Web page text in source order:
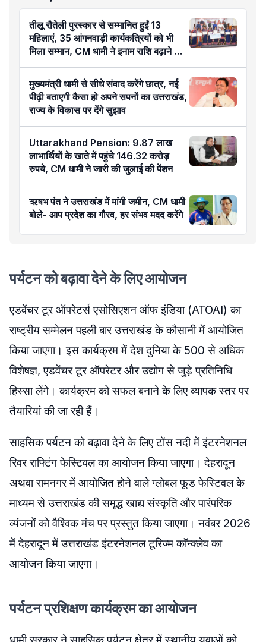
तीलू रौतेली पुरस्कार से सम्मानित हुईं 13
महिलाएं, 35 आंगनवाड़ी कार्यकत्रियों को भी
मिला सम्मान, CM धामी ने इनाम राशि बढ़ाने का
किया ऐलान
मुख्यमंत्री धामी से सीधे संवाद करेंगे छात्र, नई
पीढ़ी बताएगी कैसा हो अपने सपनों का उत्तराखंड,
राज्य के विकास पर देंगे सुझाव
Uttarakhand Pension: 9.87 लाख
लाभार्थियों के खाते में पहुंचे 146.32 करोड़
रुपये, CM धामी ने जारी की जुलाई की पेंशन
ऋषभ पंत ने उत्तराखंड में मांगी जमीन, CM धामी
बोले- आप प्रदेश का गौरव, हर संभव मदद करेंगे
पर्यटन को बढ़ावा देने के लिए आयोजन
एडवेंचर टूर ऑपरेटर्स एसोसिएशन ऑफ इंडिया (ATOAI) का
राष्ट्रीय सम्मेलन पहली बार उत्तराखंड के कौसानी में आयोजित
किया जाएगा। इस कार्यक्रम में देश दुनिया के 500 से अधिक
विशेषज्ञ, एडवेंचर टूर ऑपरेटर और उद्योग से जुड़े प्रतिनिधि
हिस्सा लेंगे। कार्यक्रम को सफल बनाने के​ लिए व्यापक स्तर पर
तैयारियां की जा रही हैं।
साहसिक पर्यटन को बढ़ावा देने के लिए टोंस नदी में इंटरनेशनल
रिवर राफ्टिंग फेस्टिवल का आयोजन किया जाएगा। देहरादून
अथवा रामनगर में आयोजित होने वाले ग्लोबल फूड फेस्टिवल के
माध्यम से उत्तराखंड की समृद्ध खाद्य संस्कृति और पारंपरिक
व्यंजनों को वैश्विक मंच पर प्रस्तुत किया जाएगा। नवंबर 2026
में देहरादून में उत्तराखंड इंटरनेशनल टूरिज्म कॉन्क्लेव का
आयोजन किया जाएगा।
पर्यटन प्रशिक्षण कार्यक्रम का आयोजन